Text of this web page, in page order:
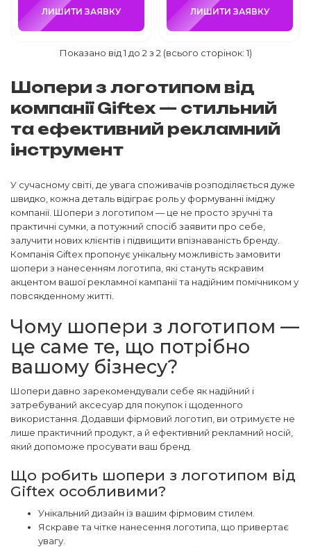
ЛИШИТИ ЗАЯВКУ ЛИШИТИ ЗАЯВКУ
Показано від 1 до 2 з 2 (всього сторінок: 1)
Шопери з логотипом від
компанії Giftex — стильний
та ефективний рекламний
інструмент
У сучасному світі, де увага споживачів розподіляється дуже
швидко, кожна деталь відіграє роль у формуванні іміджу
компанії. Шопери з логотипом — це не просто зручні та
практичні сумки, а потужний спосіб заявити про себе,
залучити нових клієнтів і підвищити впізнаваність бренду.
Компанія Giftex пропонує унікальну можливість замовити
шопери з нанесенням логотипа, які стануть яскравим
акцентом вашої рекламної кампанії та надійним помічником у
повсякденному житті.
Чому шопери з логотипом —
це саме те, що потрібно
вашому бізнесу?
Шопери давно зарекомендували себе як надійний і
затребуваний аксесуар для покупок і щоденного
використання. Додавши фірмовий логотип, ви отримуєте не
лише практичний продукт, а й ефективний рекламний носій,
який допоможе просувати ваш бренд.
Що робить шопери з логотипом від
Giftex особливими?
Унікальний дизайн із вашим фірмовим стилем.
Яскраве та чітке нанесення логотипа, що привертає
увагу.